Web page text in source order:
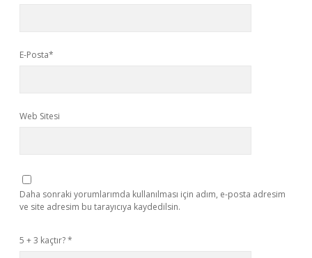
E-Posta*
Web Sitesi
Daha sonraki yorumlarımda kullanılması için adım, e-posta adresim
ve site adresim bu tarayıcıya kaydedilsin.
5 + 3 kaçtır?*